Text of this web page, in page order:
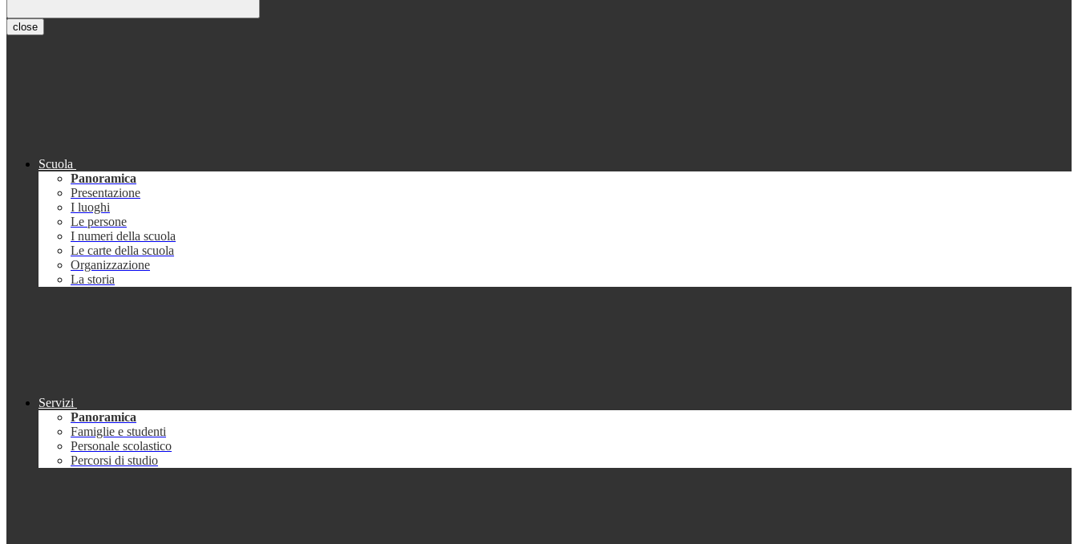
close
Scuola
Panoramica
Presentazione
I luoghi
Le persone
I numeri della scuola
Le carte della scuola
Organizzazione
La storia
Servizi
Panoramica
Famiglie e studenti
Personale scolastico
Percorsi di studio